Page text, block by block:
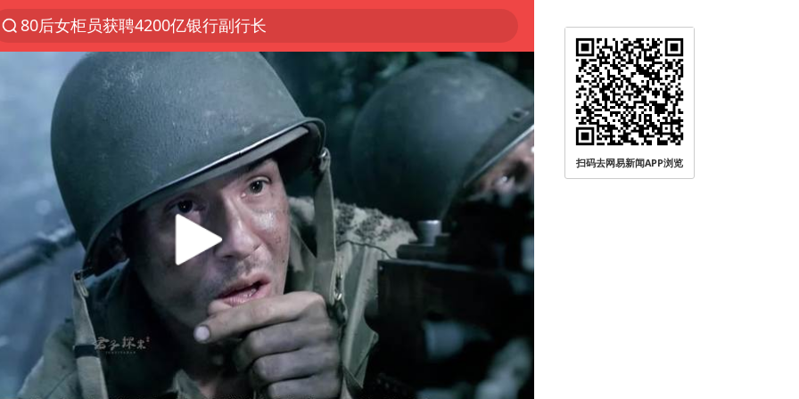
80后女柜员获聘4200亿银行副行长
郑国霖回应去景区上班被保安拦下
金饰克价大幅跳涨
多地要求领导干部带头休假
女子利用漏洞0元薅走3000多件家电
24小时不关空调 电费会更低吗
中国五箭齐发反制美国
深圳地面沉降致车辆损坏系谣言
龚宝冬烈士安葬仪式举行
浙江舟山21条水上客运航线停航
中央气象台发布台风黄色预警
扫码去网易新闻APP浏览